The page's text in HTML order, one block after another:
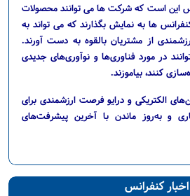
این است که شرکت ها می توانند محصولات
ها به نمایش بگذارند که می تواند به
از مشتریان بالقوه به دست آورند.
در مورد فناوری‌ها و نوآوری‌های جدیدی
کنند، بیاموزند.
الکتریکی و درایو فرصت ارزشمندی برای
و به‌روز ماندن با آخرین پیشرفت‌های
اخبار کنفرانس